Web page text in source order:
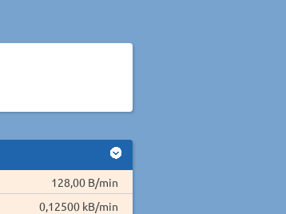
128,00 B/min
0,12500 kB/min